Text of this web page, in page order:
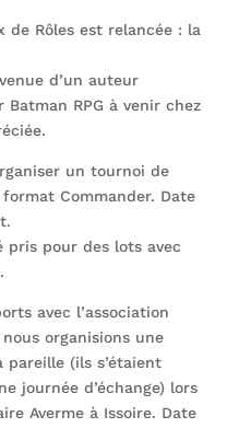
de Rôles est relancée : la
d’un auteur
RPG à venir chez
un tournoi de
Commander. Date
pris pour des lots avec
avec l’association
organisions une
(ils s’étaient
journée d’échange) lors
Averme à Issoire. Date